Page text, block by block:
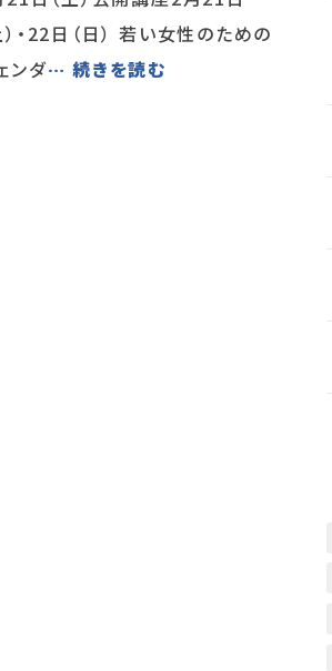
）・22日（日） 若い女性のための
ンダ… 続きを読む